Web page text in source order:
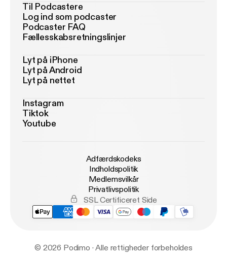
Til Podcastere
Log ind som podcaster
Podcaster FAQ
Fællesskabsretningslinjer
Lyt på iPhone
Lyt på Android
Lyt på nettet
Instagram
Tiktok
Youtube
Adfærdskodeks
Indholdspolitik
Medlemsvilkår
Privatlivspolitik
SSL Certificeret Side
© 2026 Podimo · Alle rettigheder forbeholdes